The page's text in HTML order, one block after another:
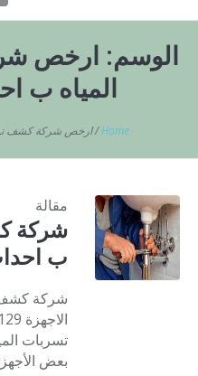
الوسم: ارخص
المياه ب
Home
/ارخص شركة كشف
مقالة
شركة
ب
شركة كشف
تسربات
بعض